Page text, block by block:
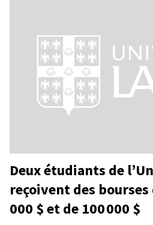
Deux étudiants de
reçoivent des bourses
000 $ et de 100 000 $